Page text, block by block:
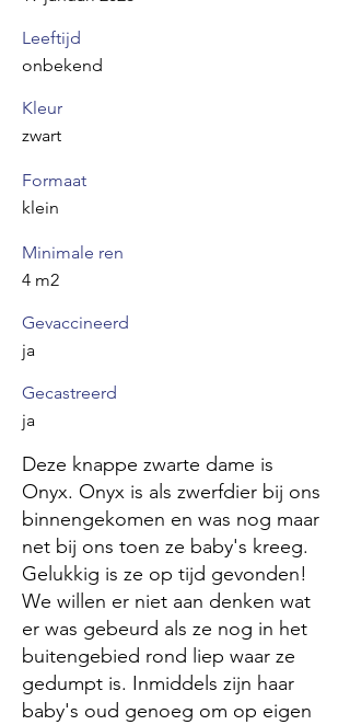
Leeftijd
onbekend
Kleur
zwart
Formaat
klein
Minimale ren
4 m2
Gevaccineerd
ja
Gecastreerd
ja
Deze knappe zwarte dame is
Onyx. Onyx is als zwerfdier bij ons
binnengekomen en was nog maar
net bij ons toen ze baby's kreeg.
Gelukkig is ze op tijd gevonden!
We willen er niet aan denken wat
er was gebeurd als ze nog in het
buitengebied rond liep waar ze
gedumpt is. Inmiddels zijn haar
baby's oud genoeg om op eigen